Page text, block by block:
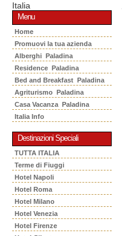
Italia
Menu
Home
Promuovi la tua azienda
Alberghi Paladina
Residence Paladina
Bed and Breakfast Paladina
Agriturismo Paladina
Casa Vacanza Paladina
Italia Info
Destinazioni Speciali
TUTTA ITALIA
Terme di Fiuggi
Hotel Napoli
Hotel Roma
Hotel Milano
Hotel Venezia
Hotel Firenze